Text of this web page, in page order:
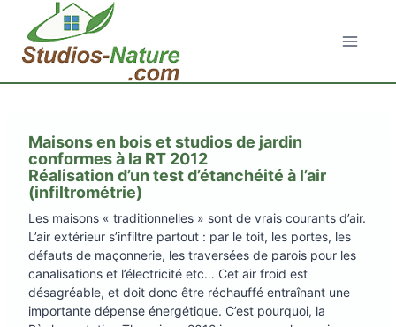
contenu
Maisons en bois et studios de jardin
conformes à la RT 2012
Réalisation d’un test d’étanchéité à l’air
(infiltrométrie)
Les maisons « traditionnelles » sont de vrais courants d’air.
L’air extérieur s’infiltre partout : par le toit, les portes, les
défauts de maçonnerie, les traversées de parois pour les
canalisations et l’électricité etc… Cet air froid est
désagréable, et doit donc être réchauffé entraînant une
importante dépense énergétique. C’est pourquoi, la